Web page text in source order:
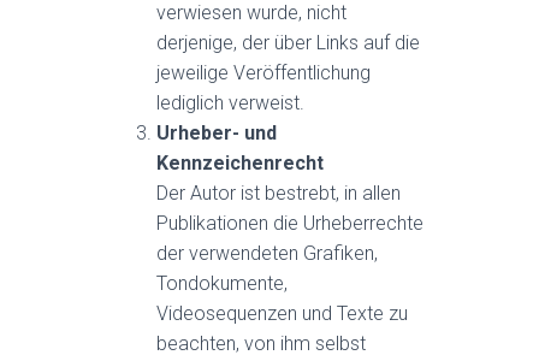
verwiesen wurde, nicht
derjenige, der über Links auf die
jeweilige Veröffentlichung
lediglich verweist.
Urheber- und
Kennzeichenrecht
Der Autor ist bestrebt, in allen
Publikationen die Urheberrechte
der verwendeten Grafiken,
Tondokumente,
Videosequenzen und Texte zu
beachten, von ihm selbst